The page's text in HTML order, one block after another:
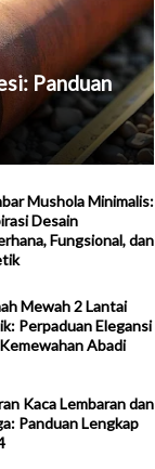
Panduan
Mushola Minimalis:
Desain
Fungsional, dan
Mewah 2 Lantai
Perpaduan Elegansi
Abadi
Kaca Lembaran dan
Panduan Lengkap